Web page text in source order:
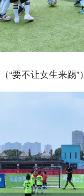
（“要不让女生来踢”）